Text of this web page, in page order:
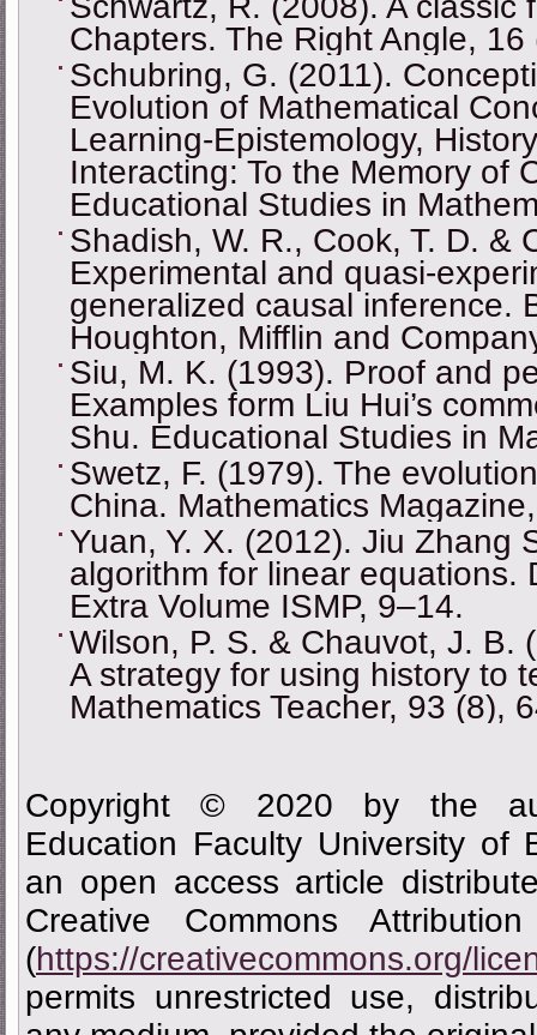
Chapters. The Right Angle, 16
Schubring, G. (2011).
Evolution of Mathematical
Learning-Epistemology,
Interacting: To the Memory of
Educational Studies in
Shadish, W. R., Cook, T. D. &
Experimental and quasi-
generalized causal inference.
Houghton, Mifflin and
Siu, M. K. (1993). Proof and
Examples form Liu Hui’s
Shu. Educational Studies in
Swetz, F. (1979). The
China. Mathematics
Yuan, Y. X. (2012). Jiu Zhang
algorithm for linear equations.
Extra Volume ISMP, 9–14.
Wilson, P. S. & Chauvot, J. B.
A strategy for using history to
Mathematics Teacher, 93 (8),
Copyright © 2020 by the
Education Faculty University of
an open access article
Creative Commons
(https://creativecommons.org/
permits unrestricted use,